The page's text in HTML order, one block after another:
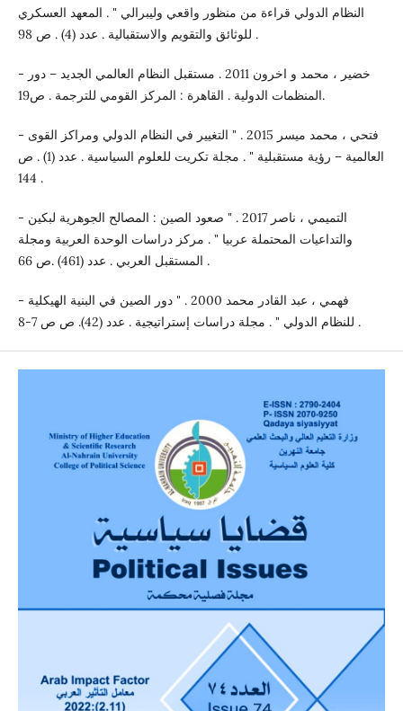
النظام الدولي قراءة من منظور واقعي وليبرالي " . المعهد العسكري
للوثائق والتقويم والاستقبالية . عدد (4) . ص 98 .
- خضير ، محمد و اخرون 2011 . مستقبل النظام العالمي الجديد – دور
المنظمات الدولية . القاهرة : المركز القومي للترجمة . ص19.
- فتحي ، محمد ميسر 2015 . " التغيير في النظام الدولي ومراكز القوى
العالمية – رؤية مستقبلية " . مجلة تكريت للعلوم السياسية . عدد (1) . ص
144 .
- التميمي ، ناصر 2017 . " صعود الصين : المصالح الجوهرية لبكين
والتداعيات المحتملة عربيا " . مركز دراسات الوحدة العربية ومجلة
المستقبل العربي . عدد (461) .ص 66 .
- فهمي ، عبد القادر محمد 2000 . " دور الصين في البنية الهيكلية
للنظام الدولي " . مجلة دراسات إستراتيجية . عدد (42). ص ص 7-8 .